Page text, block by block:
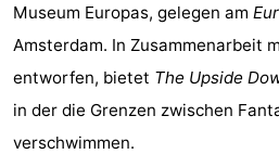
Denkmäler
-
Kirchen
-
Aussichtspunkte
Attraktionen
Museum Europas, gelegen am
Amsterdam. In Zusammenarbeit
entworfen, bietet The Upside
in der die Grenzen zwischen
verschwimmen.